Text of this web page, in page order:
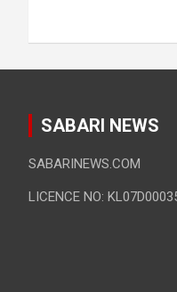
SABARI NEWS
SABARINEWS.COM
LICENCE NO: